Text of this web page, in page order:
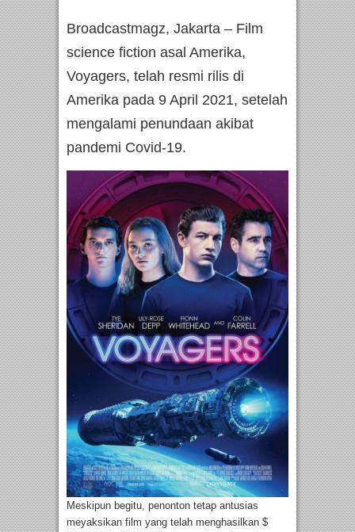
Broadcastmagz, Jakarta – Film
science fiction asal Amerika,
Voyagers, telah resmi rilis di
Amerika pada 9 April 2021, setelah
mengalami penundaan akibat
pandemi Covid-19.
Meskipun begitu, penonton tetap antusias
meyaksikan film yang telah menghasilkan $